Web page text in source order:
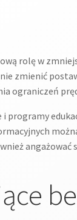
rolę w
zmienić
ograniczeń
i programy
angażować